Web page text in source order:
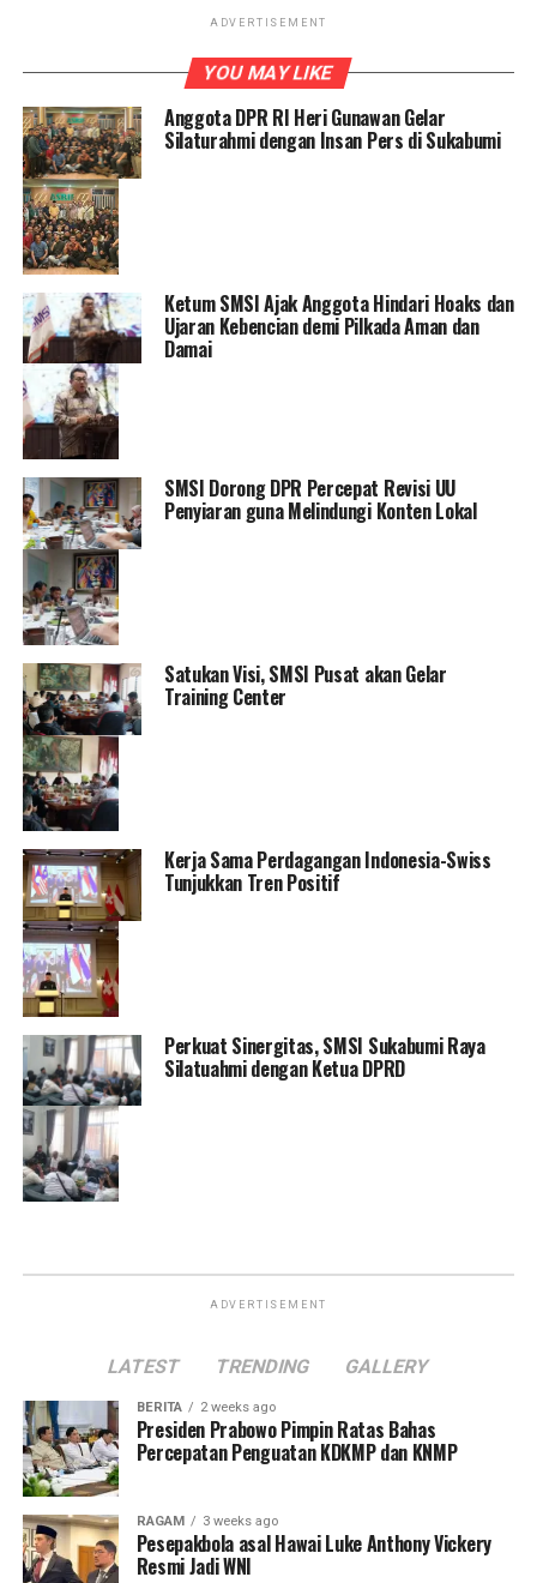
ADVERTISEMENT
YOU MAY LIKE
Anggota DPR RI Heri Gunawan Gelar
Silaturahmi dengan Insan Pers di Sukabumi
Ketum SMSI Ajak Anggota Hindari Hoaks dan
Ujaran Kebencian demi Pilkada Aman dan
Damai
SMSI Dorong DPR Percepat Revisi UU
Penyiaran guna Melindungi Konten Lokal
Satukan Visi, SMSI Pusat akan Gelar
Training Center
Kerja Sama Perdagangan Indonesia-Swiss
Tunjukkan Tren Positif
Perkuat Sinergitas, SMSI Sukabumi Raya
Silatuahmi dengan Ketua DPRD
ADVERTISEMENT
LATEST TRENDING GALLERY
BERITA 2 weeks ago
Presiden Prabowo Pimpin Ratas Bahas
Percepatan Penguatan KDKMP dan KNMP
RAGAM 3 weeks ago
Pesepakbola asal Hawai Luke Anthony Vickery
Resmi Jadi WNI